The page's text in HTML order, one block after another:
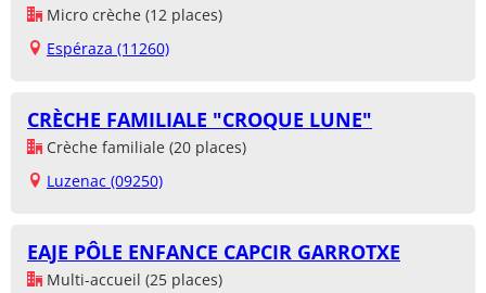
Micro crèche (12 places)
Espéraza (11260)
CRÈCHE FAMILIALE "CROQUE LUNE"
Crèche familiale (20 places)
Luzenac (09250)
EAJE PÔLE ENFANCE CAPCIR GARROTXE
Multi-accueil (25 places)